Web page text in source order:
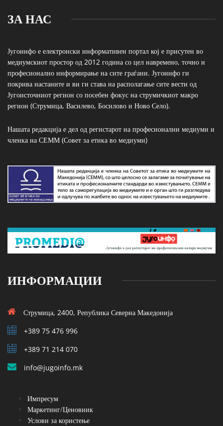
ЗА НАС
Југоинфо е електронски информативен портал кој е присутен во
медиумскиот простор од 2012 година со цел навремено, точно и
професионално информирање на сите граѓани. Југоинфо ги
покрива настаните и ви ги става на располагање сите вести од
Југоисточниот регион со посебен фокус на струмичкиот макро
регион (Струмица, Василево, Босилово и Ново Село).
Нашата редакција е дел од регистарот на професионални медиуми и
членка на СЕММ (Совет за етика во медиуми)
ИНФОРМАЦИИ
Струмица, 2400, Република Северна Македонија
+389 75 476 996
+389 71 214 070
info@jugoinfo.mk
Импресум
Маркетинг/Ценовник
Услови за користење